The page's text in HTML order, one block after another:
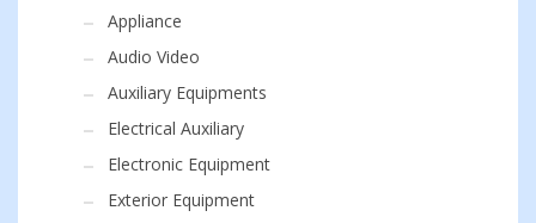
Appliance
Audio Video
Auxiliary Equipments
Electrical Auxiliary
Electronic Equipment
Exterior Equipment